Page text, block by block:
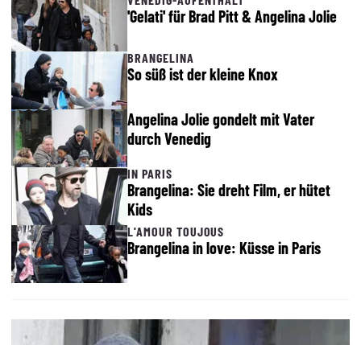
'Gelati' für Brad Pitt & Angelina Jolie
BRANGELINA
So süß ist der kleine Knox
Angelina Jolie gondelt mit Vater
durch Venedig
IN PARIS
Brangelina: Sie dreht Film, er hütet
Kids
L'AMOUR TOUJOUS
Brangelina in love: Küsse in Paris